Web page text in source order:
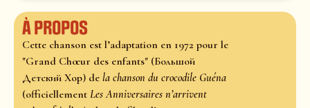
À propos
Cette chanson est l’adaptation en 1972 pour le
"Grand Chœur des enfants" (Большой
Детский Хор) de la chanson du crocodile Guéna
(officiellement Les Anniversaires n’arrivent